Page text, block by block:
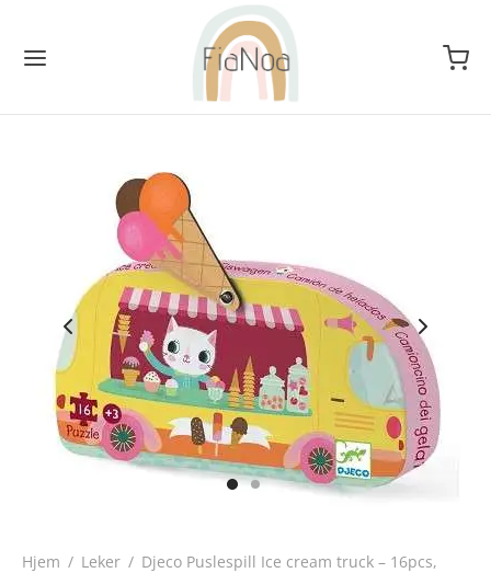
Hjem / Leker / Djeco Puslespill Ice cream truck – 16pcs,